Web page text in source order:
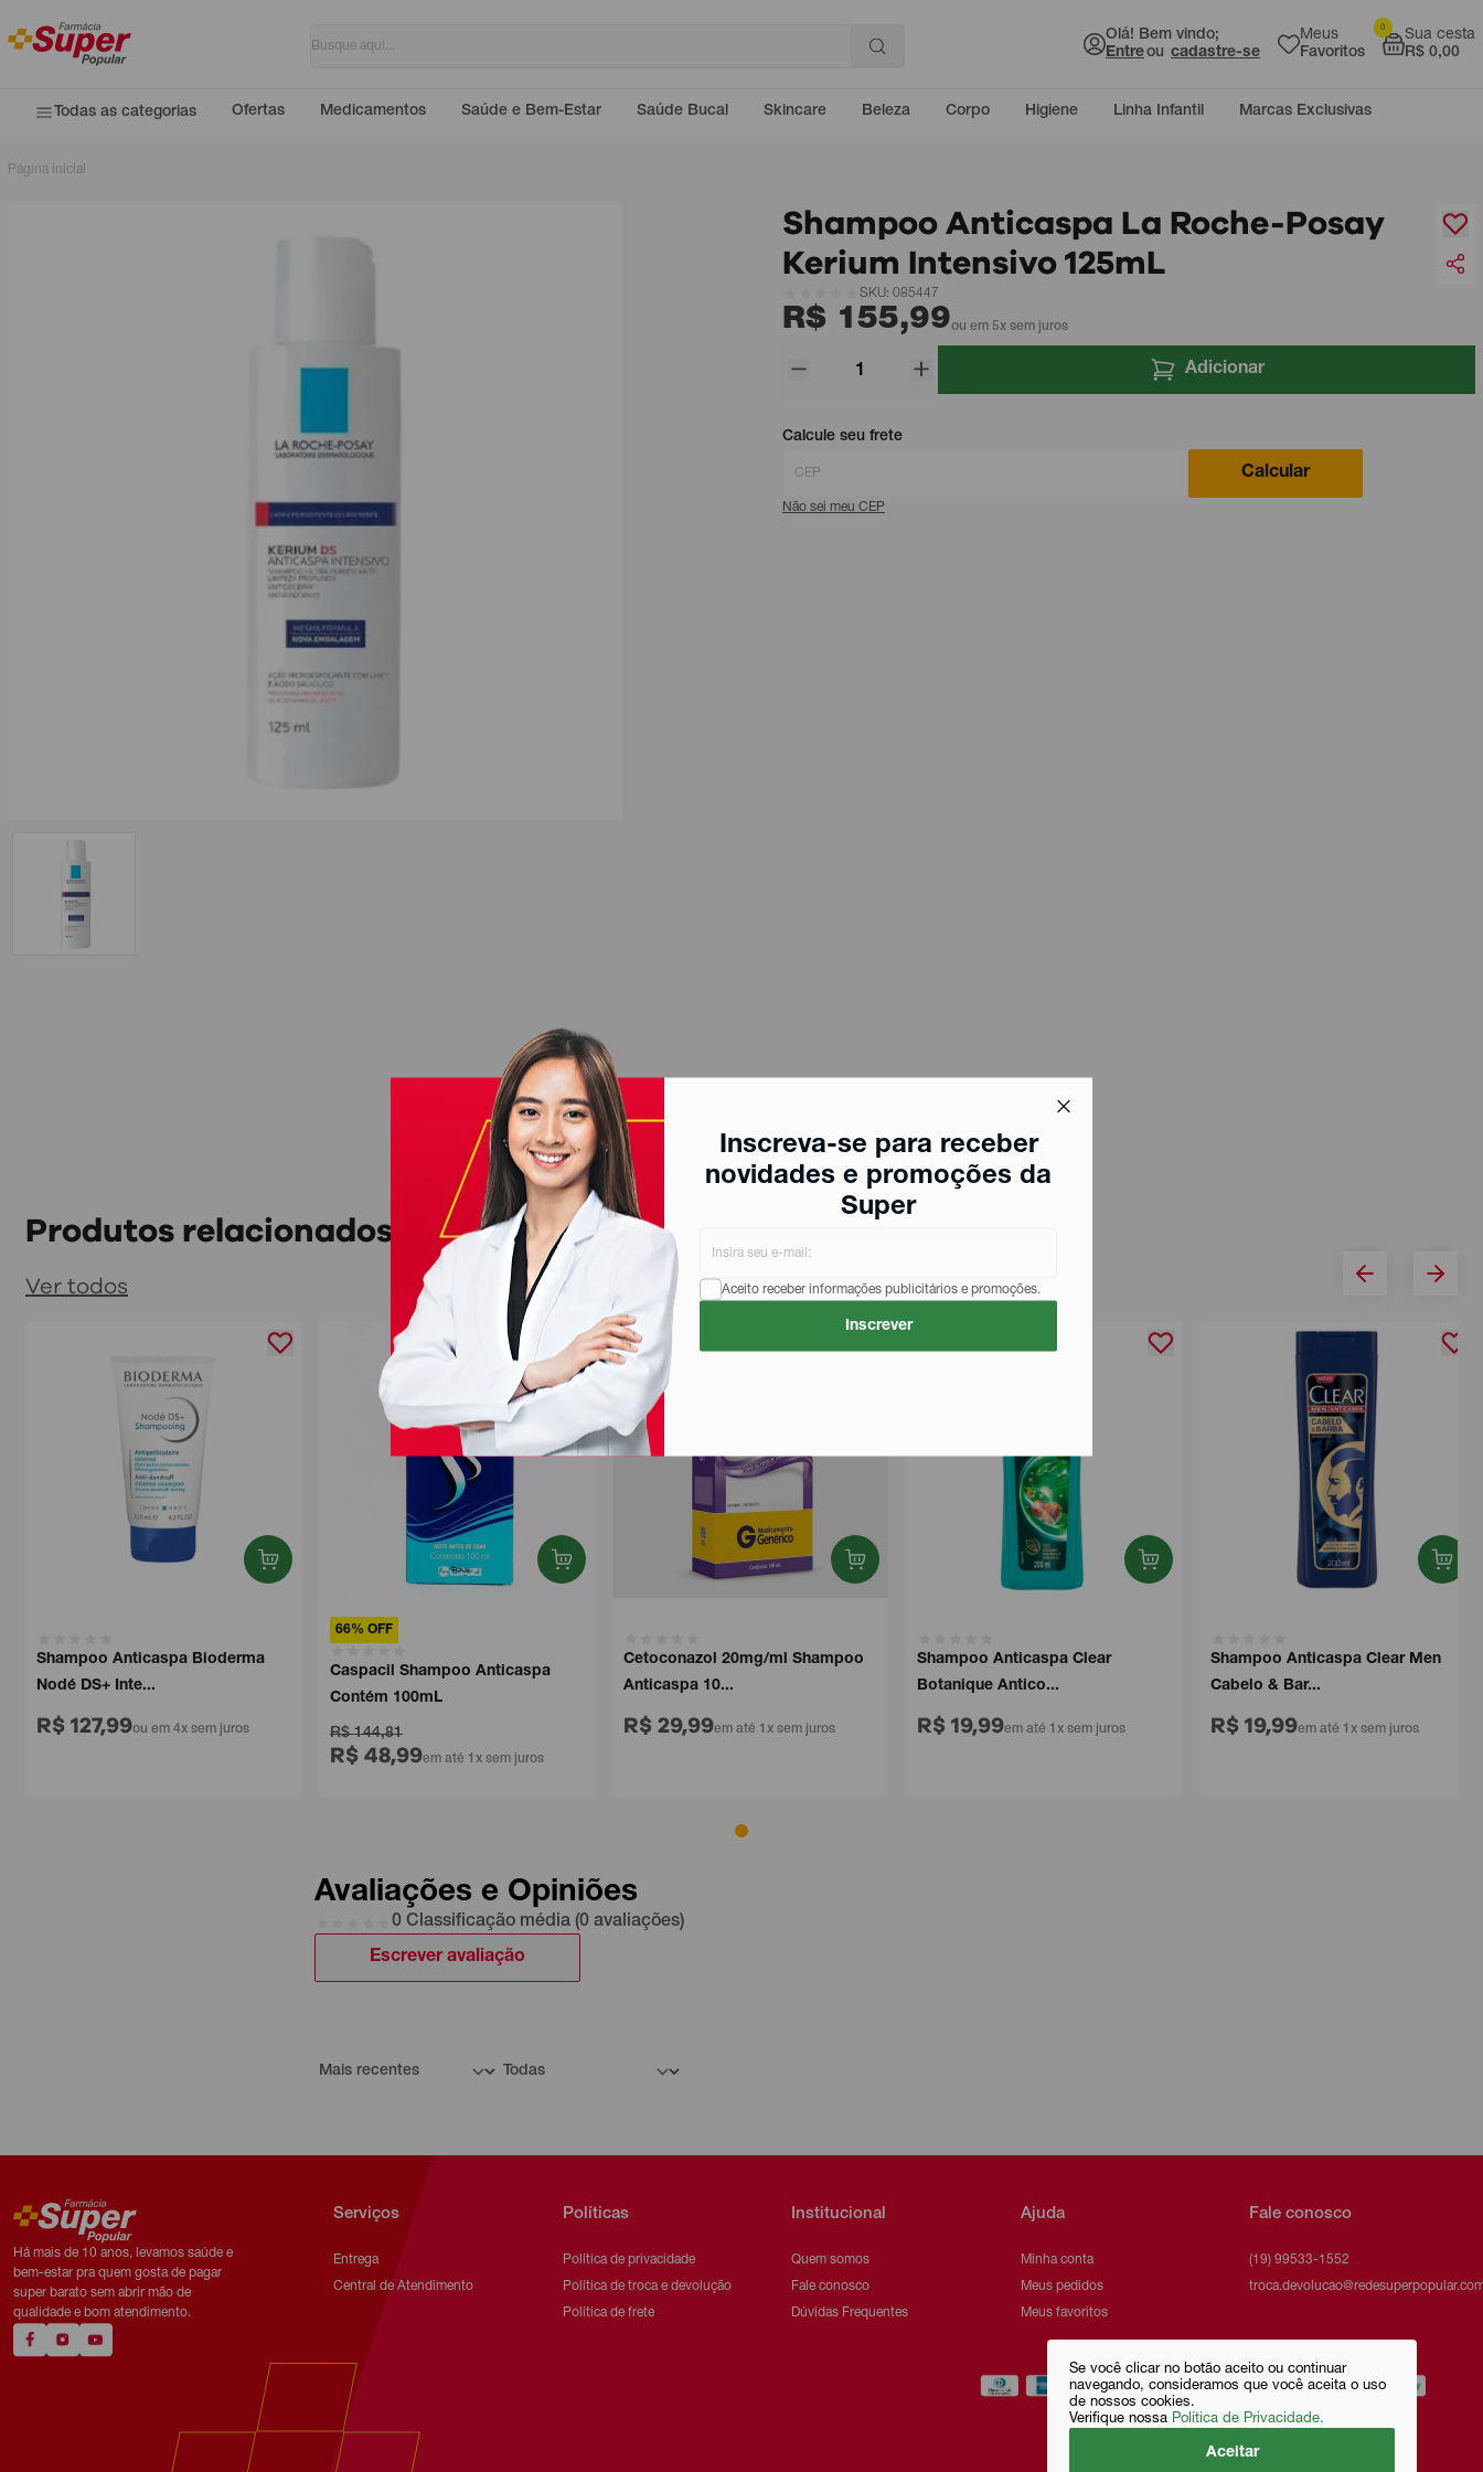
Olá! Bem vindo;
Entreou cadastre-se
Meus
Favoritos
Sua cesta
R$ 0,00
0
Inscreva-se para receber
novidades e promoções da
Super
Aceito receber informações publicitários e promoções.
Inscrever
Se você clicar no botão aceito ou continuar
navegando, consideramos que você aceita o uso
de nossos cookies.
Verifique nossa Política de Privacidade.
Aceitar
Todas as categorias Ofertas Medicamentos Saúde e Bem-Estar Saúde Bucal Skincare Beleza Corpo Higiene Linha Infantil Marcas Exclusivas
Página inicial
Shampoo Anticaspa La Roche-Posay
Kerium Intensivo 125mL
SKU: 085447
R$ 155,99ou em 5x sem juros
Adicionar
Calcule seu frete
Calcular
Não sei meu CEP
Produtos relacionados
Ver todos
Shampoo Anticaspa Bioderma
Nodé DS+ Inte...
R$ 127,99ou em 4x sem juros
66% OFF
Caspacil Shampoo Anticaspa
Contém 100mL
R$ 144,81
R$ 48,99em até 1x sem juros
Cetoconazol 20mg/ml Shampoo
Anticaspa 10...
R$ 29,99em até 1x sem juros
Shampoo Anticaspa Clear
Botanique Antico...
R$ 19,99em até 1x sem juros
Shampoo Anticaspa Clear Men
Cabelo & Bar...
R$ 19,99em até 1x sem juros
Avaliações e Opiniões
0 Classificação média (0 avaliações)
Escrever avaliação
Há mais de 10 anos, levamos saúde e
bem-estar pra quem gosta de pagar
super barato sem abrir mão de
qualidade e bom atendimento.
Serviços
Entrega
Central de Atendimento
Políticas
Política de privacidade
Política de troca e devolução
Política de frete
Institucional
Quem somos
Fale conosco
Dúvidas Frequentes
Ajuda
Minha conta
Meus pedidos
Meus favoritos
Fale conosco
(19) 99533-1552